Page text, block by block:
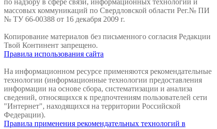
по надзору в сфере связи, информационных технологий и
массовых коммуникаций по Свердловской области Рег.№ ПИ
№ ТУ 66-00388 от 16 декабря 2009 г.
Копирование материалов без письменного согласия Редакции
Твой Континент запрещено.
Правила использования сайта
На информационном ресурсе применяются рекомендательные
технологии (информационные технологии предоставления
информации на основе сбора, систематизации и анализа
сведений, относящихся к предпочтениям пользователей сети
"Интернет", находящихся на территории Российской
Федерации).
Правила применения рекомендательных технологий в